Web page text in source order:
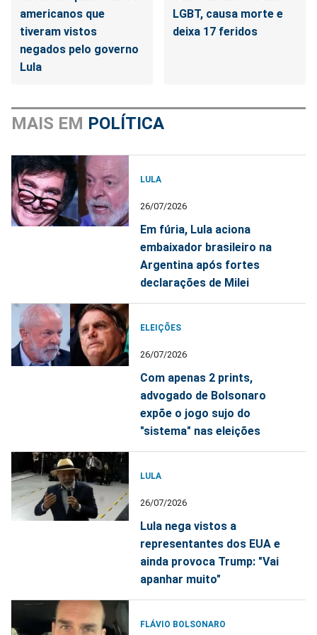
americanos que
tiveram vistos
negados pelo governo
Lula
LGBT, causa morte e
deixa 17 feridos
MAIS EM POLÍTICA
LULA
26/07/2026
Em fúria, Lula aciona
embaixador brasileiro na
Argentina após fortes
declarações de Milei
ELEIÇÕES
26/07/2026
Com apenas 2 prints,
advogado de Bolsonaro
expõe o jogo sujo do
"sistema" nas eleições
LULA
26/07/2026
Lula nega vistos a
representantes dos EUA e
ainda provoca Trump: "Vai
apanhar muito"
FLÁVIO BOLSONARO